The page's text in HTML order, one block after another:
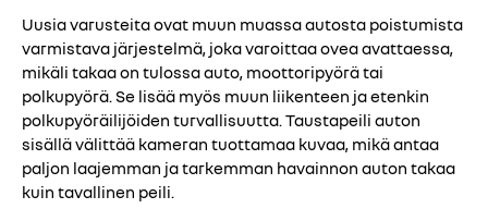
Uusia varusteita ovat muun muassa autosta poistumista
varmistava järjestelmä, joka varoittaa ovea avattaessa,
mikäli takaa on tulossa auto, moottoripyörä tai
polkupyörä. Se lisää myös muun liikenteen ja etenkin
polkupyöräilijöiden turvallisuutta. Taustapeili auton
sisällä välittää kameran tuottamaa kuvaa, mikä antaa
paljon laajemman ja tarkemman havainnon auton takaa
kuin tavallinen peili.